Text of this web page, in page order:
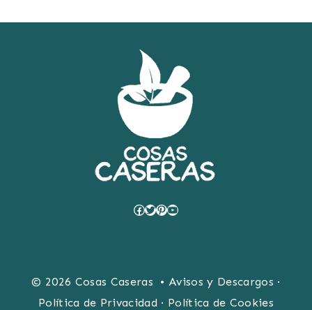
Facebook
Twitter
Pinterest
YouTube
© 2026 Cosas Caseras •Avisos y Descargos ·
Política de Privacidad · Política de Cookies